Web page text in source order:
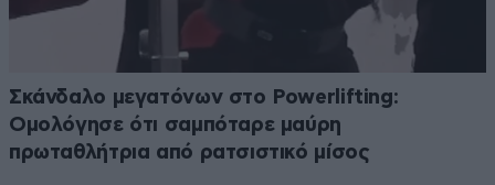
Σκάνδαλο μεγατόνων στο Powerlifting:
Ομολόγησε ότι σαμπόταρε μαύρη
πρωταθλήτρια από ρατσιστικό μίσος